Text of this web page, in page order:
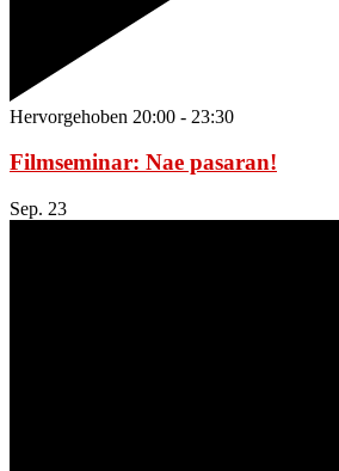
Hervorgehoben 20:00 - 23:30
Filmseminar: Nae pasaran!
Sep. 23